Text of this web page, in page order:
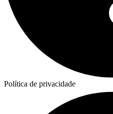
Política de privacidade